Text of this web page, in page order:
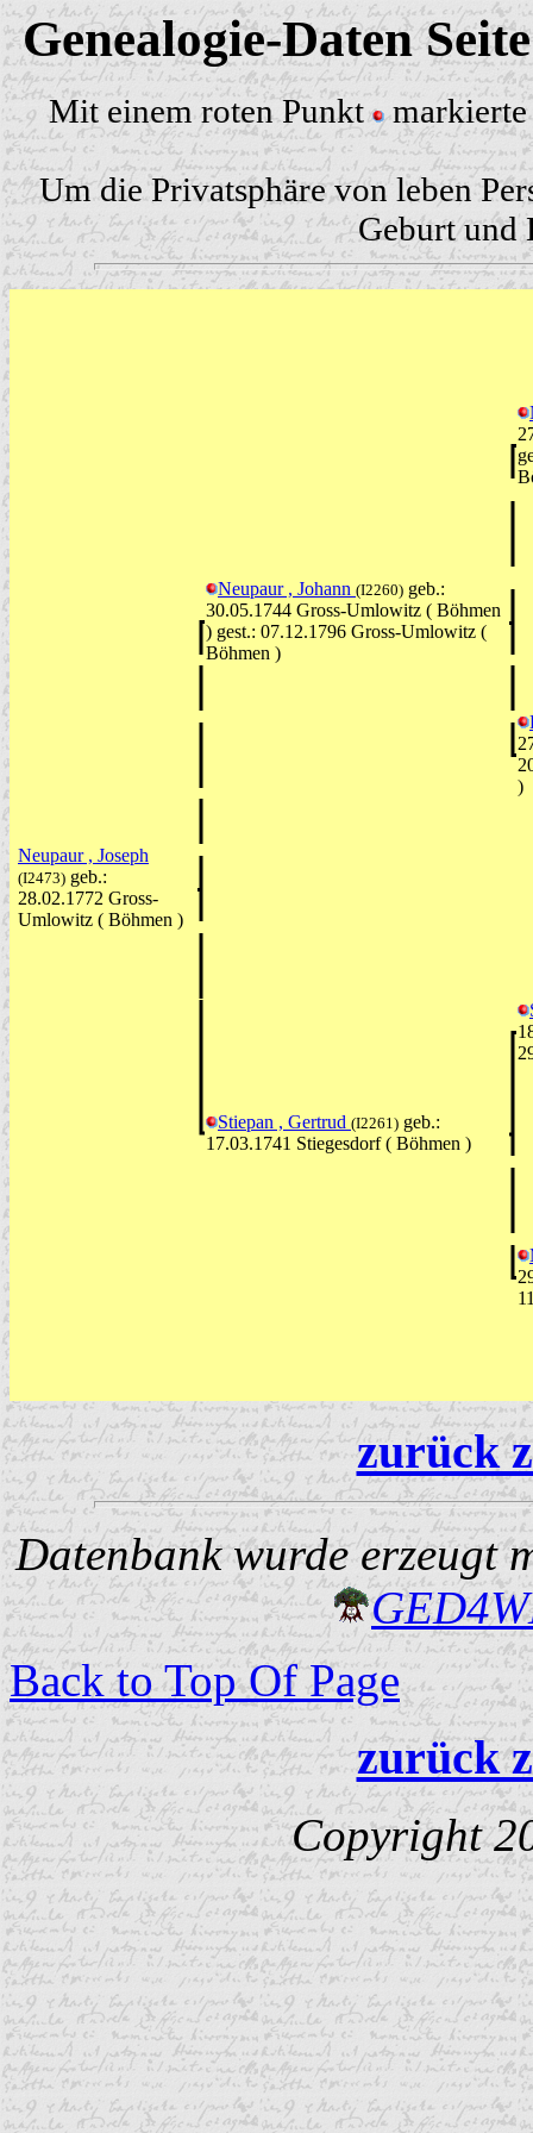
Genealogie-Daten
Mit einem roten Punkt markierte
Um die Privatsphäre von leben
Geburt und
Neupaur , Johann (I2260) geb.:
30.05.1744 Gross-Umlowitz ( Böhmen
) gest.: 07.12.1796 Gross-Umlowitz (
Böhmen )
)
Neupaur , Joseph
(I2473) geb.:
28.02.1772 Gross-
Umlowitz ( Böhmen )
Stiepan , Gertrud (I2261) geb.:
17.03.1741 Stiegesdorf ( Böhmen )
zurück
Datenbank wurde erzeugt
Back to Top Of Page
zurück
Copyright